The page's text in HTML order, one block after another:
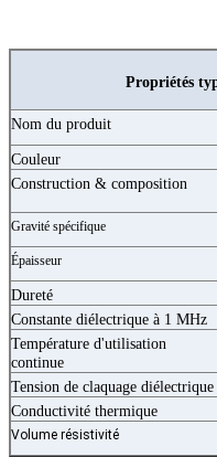
Propriétés
Nom du produit
Couleur
Construction & composition
Gravité spécifique
Épaisseur
Dureté
Constante diélectrique à 1 MHz
Température d'utilisation
continue
Tension de claquage diélectrique
Conductivité thermique
Volume résistivité